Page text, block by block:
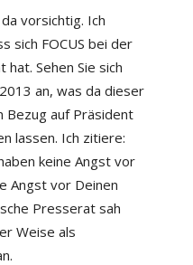
vorsichtig. Ich
sich FOCUS bei der
Sehen Sie sich
an, was da dieser
Bezug auf Präsident
lassen. Ich zitiere:
keine Angst vor
Angst vor Deinen
Presserat sah
Weise als